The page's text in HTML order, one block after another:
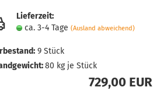
Lieferzeit:
ca. 3-4 Tage (Ausland abweichend)
9 Stück
80 kg je Stück
729,00 EUR